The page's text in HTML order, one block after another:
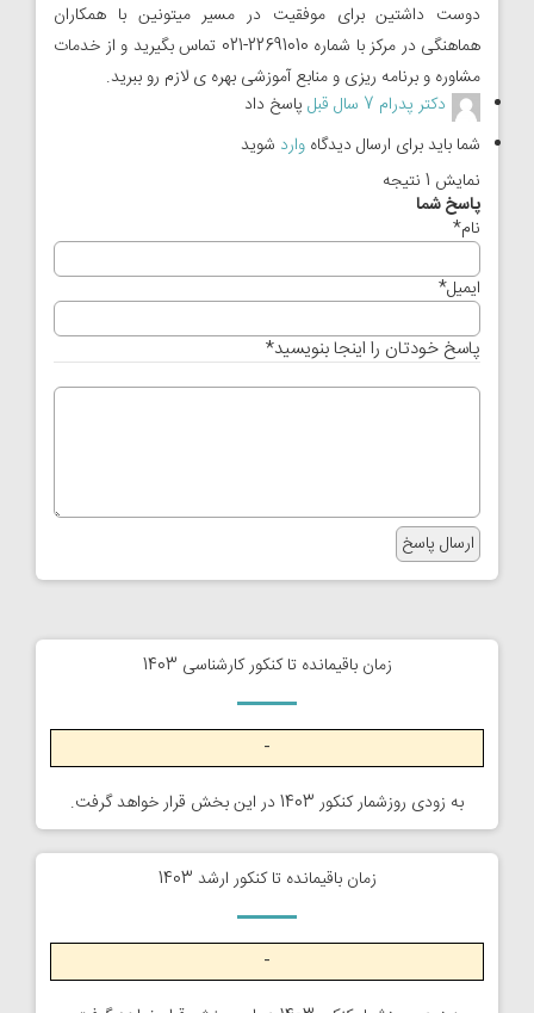
دوست داشتین برای موفقیت در مسیر میتونین با همکاران
هماهنگی در مرکز با شماره 22691010-021 تماس بگیرید و از خدمات
مشاوره و برنامه ریزی و منابع آموزشی بهره ی لازم رو ببرید.
دکتر پدرام 7 سال قبل
پاسخ داد
شما باید برای ارسال دیدگاه وارد شوید
نمایش 1 نتیجه
پاسخ شما
نام*
ایمیل*
پاسخ خودتان را اینجا بنویسید*
زمان باقیمانده تا کنکور کارشناسی 1403
-
به زودی روزشمار کنکور 1403 در این بخش قرار خواهد گرفت.
زمان باقیمانده تا کنکور ارشد 1403
-